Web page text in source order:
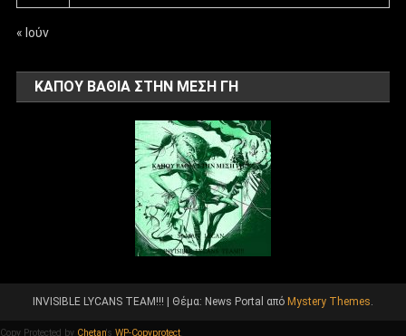
« Ιούν
ΚΑΠΟΥ ΒΑΘΙΑ ΣΤΗΝ ΜΕΣΗ ΓΗ
INVISIBLE LYCANS TEAM!!! Θέμα: News Portal από Mystery Themes.
Copy Protected by Chetan's WP-Copyprotect.